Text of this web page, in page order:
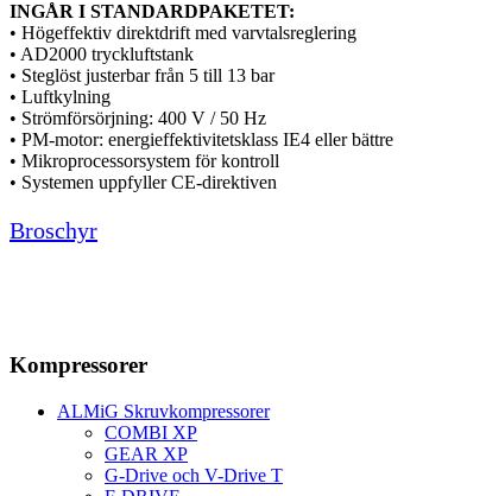
INGÅR I STANDARDPAKETET:
• Högeffektiv direktdrift med varvtalsreglering
• AD2000 tryckluftstank
• Steglöst justerbar från 5 till 13 bar
• Luftkylning
• Strömförsörjning: 400 V / 50 Hz
• PM-motor: energieffektivitetsklass IE4 eller bättre
• Mikroprocessorsystem för kontroll
• Systemen uppfyller CE-direktiven
Broschyr
Kompressorer
ALMiG Skruvkompressorer
COMBI XP
GEAR XP
G-Drive och V-Drive T